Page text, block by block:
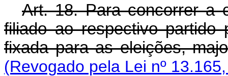
Art. 18. Para concorrer a
filiado ao respectivo
fixada para as eleições,
(Revogado pela Lei nº